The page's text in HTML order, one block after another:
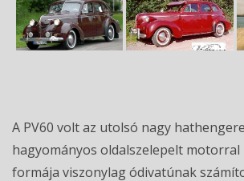
A PV60 volt az utolsó nagy
hagyományos oldalszelepelt motorral
formája viszonylag ódivatúnak